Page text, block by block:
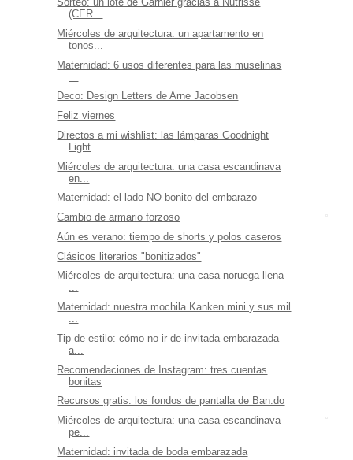
(CER...
Miércoles de arquitectura: un apartamento en
tonos...
Maternidad: 6 usos diferentes para las muselinas
Deco: Design Letters de Arne Jacobsen
Feliz viernes
Directos a mi wishlist: las lámparas Goodnight
Light
Miércoles de arquitectura: una casa escandinava
en...
Maternidad: el lado NO bonito del embarazo
Cambio de armario forzoso
Aún es verano: tiempo de shorts y polos caseros
Clásicos literarios "bonitizados"
Miércoles de arquitectura: una casa noruega llena
...
Maternidad: nuestra mochila Kanken mini y sus mil
...
Tip de estilo: cómo no ir de invitada embarazada
a...
Recomendaciones de Instagram: tres cuentas
bonitas
Recursos gratis: los fondos de pantalla de Ban.do
Miércoles de arquitectura: una casa escandinava
pe...
Maternidad: invitada de boda embarazada